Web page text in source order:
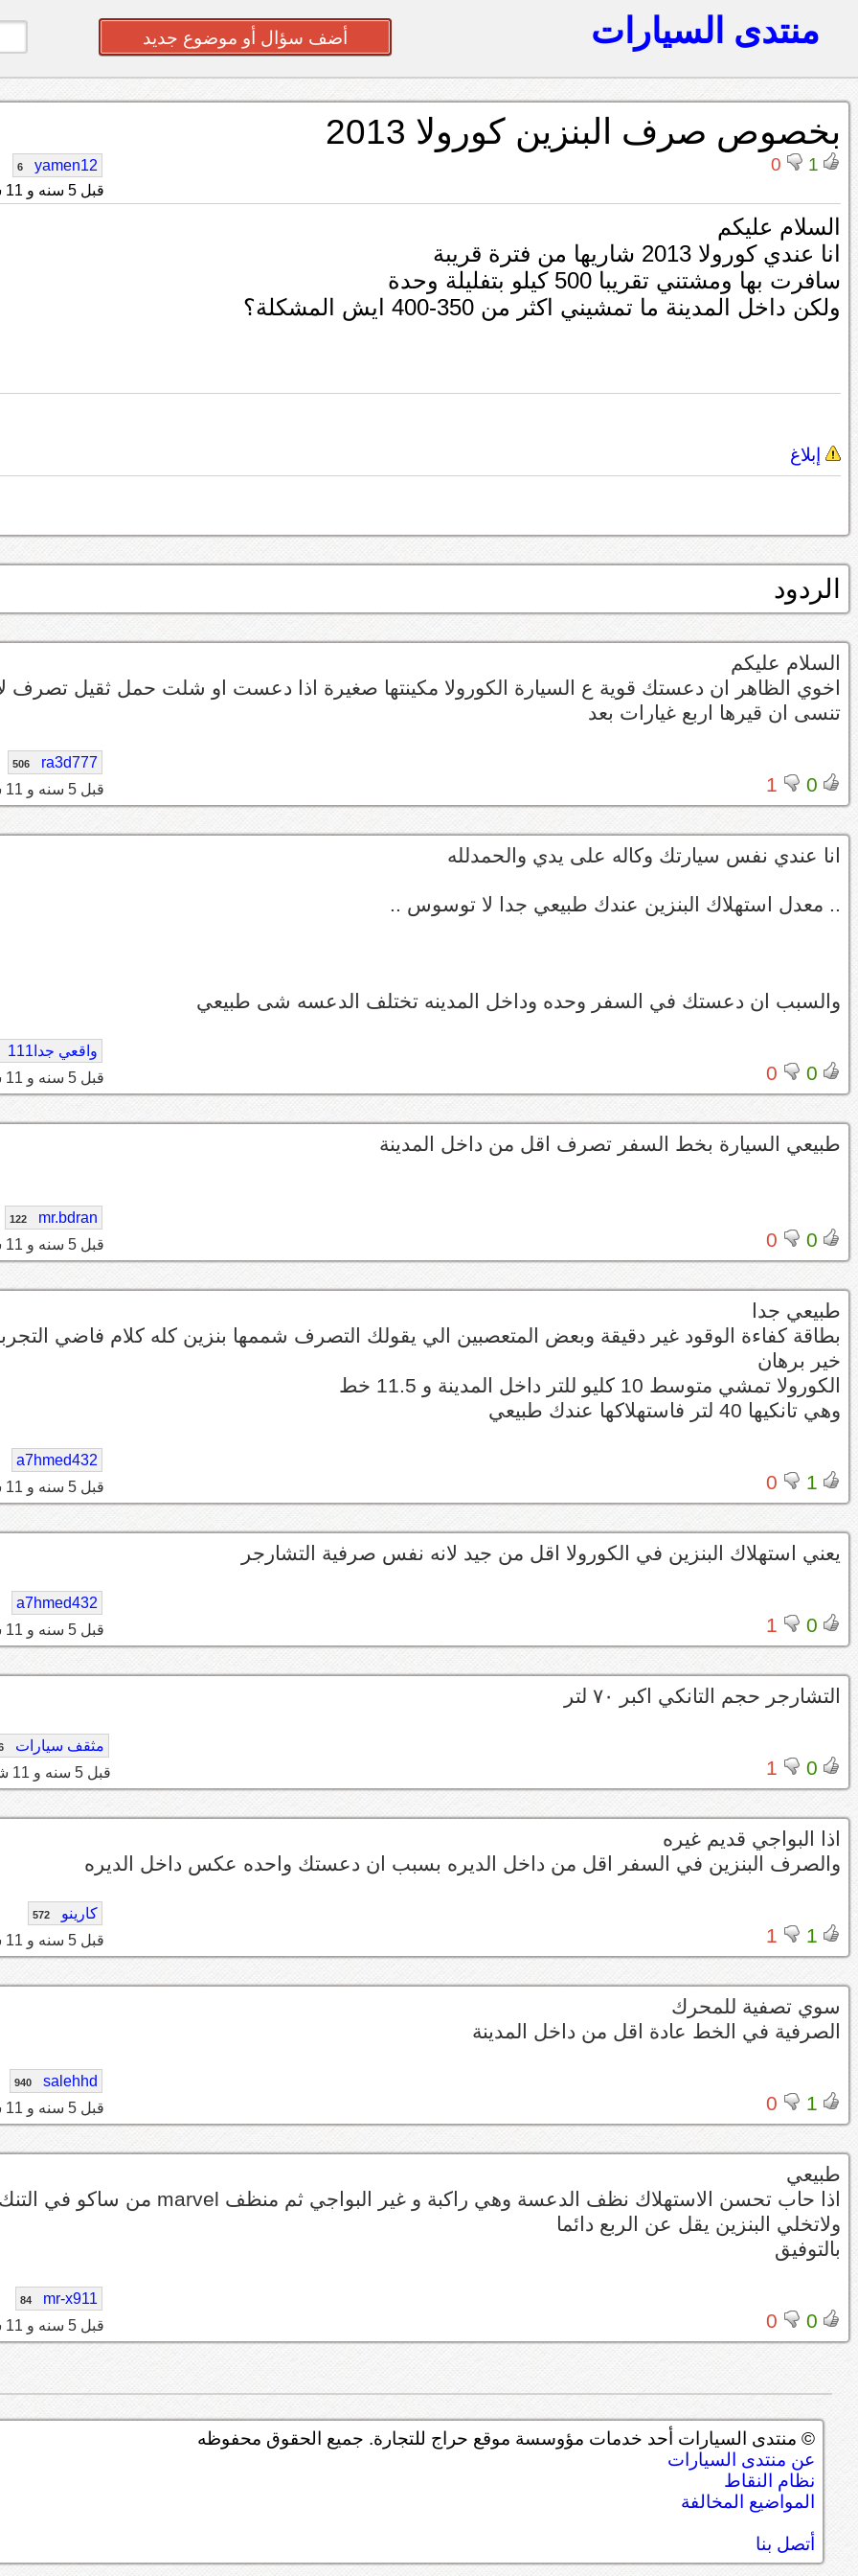
منتدى السيارات أضف سؤال أو موضوع جديد
بخصوص صرف البنزين كورولا 2013
1
0
yamen12
6
قبل 5 سنه و 11 شهر
السلام عليكم
انا عندي كورولا 2013 شاريها من فترة قريبة
سافرت بها ومشتني تقريبا 500 كيلو بتفليلة وحدة
ولكن داخل المدينة ما تمشيني اكثر من 350-400 ايش المشكلة؟
إبلاغ
الردود
السلام عليكم
اخوي الظاهر ان دعستك قوية ع السيارة الكورولا مكينتها صغيرة اذا دعست او شلت حمل ثقيل تصرف
تنسى ان قيرها اربع غيارات بعد
0
1
ra3d777
506
قبل 5 سنه و 11 شهر
انا عندي نفس سيارتك وكاله على يدي والحمدلله
.. معدل استهلاك البنزين عندك طبيعي جدا لا توسوس ..
والسبب ان دعستك في السفر وحده وداخل المدينه تختلف الدعسه شى طبيعي
0
0
واقعي جدا111
قبل 5 سنه و 11 شهر
طبيعي السيارة بخط السفر تصرف اقل من داخل المدينة
0
0
mr.bdran
122
قبل 5 سنه و 11 شهر
طبيعي جدا
بطاقة كفاءة الوقود غير دقيقة وبعض المتعصبين الي يقولك التصرف شممها بنزين كله كلام فاضي
خير برهان
الكورولا تمشي متوسط 10 كليو للتر داخل المدينة و 11.5 خط
وهي تانكيها 40 لتر فاستهلاكها عندك طبيعي
1
0
a7hmed432
قبل 5 سنه و 11 شهر
يعني استهلاك البنزين في الكورولا اقل من جيد لانه نفس صرفية التشارجر
0
1
a7hmed432
قبل 5 سنه و 11 شهر
التشارجر حجم التانكي اكبر ٧٠ لتر
0
1
مثقف سيارات
قبل 5 سنه و 11 شهر
اذا البواجي قديم غيره
والصرف البنزين في السفر اقل من داخل الديره بسبب ان دعستك واحده عكس داخل الديره
1
1
كارينو 572
قبل 5 سنه و 11 شهر
سوي تصفية للمحرك
الصرفية في الخط عادة اقل من داخل المدينة
1
0
salehhd
940
قبل 5 سنه و 11 شهر
طبيعي
اذا حاب تحسن الاستهلاك نظف الدعسة وهي راكبة و غير البواجي ثم منظف marvel من ساكو في التنك
ولاتخلي البنزين يقل عن الربع دائما
بالتوفيق
0
0
mr-x911
84
قبل 5 سنه و 11 شهر
© منتدى السيارات أحد خدمات مؤوسسة موقع حراج للتجارة. جميع الحقوق محفوظه
عن منتدى السيارات
نظام النقاط
المواضيع المخالفة
أتصل بنا